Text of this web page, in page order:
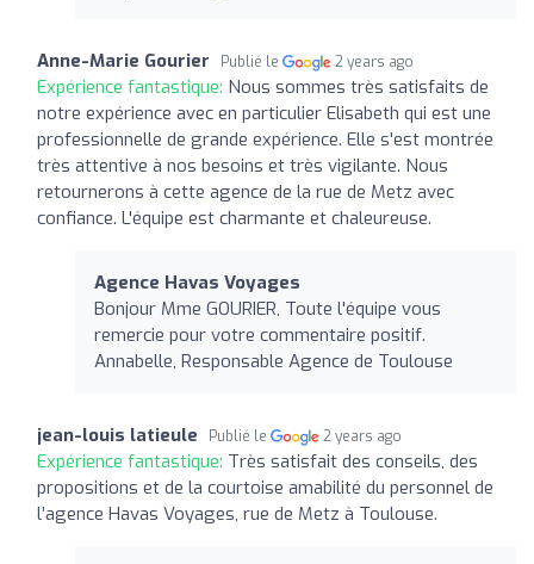
Anne-Marie Gourier Publié le 2 years ago
Expérience fantastique: Nous sommes très satisfaits de
notre expérience avec en particulier Elisabeth qui est une
professionnelle de grande expérience. Elle s'est montrée
très attentive à nos besoins et très vigilante. Nous
retournerons à cette agence de la rue de Metz avec
confiance. L'équipe est charmante et chaleureuse.
Agence Havas Voyages
Bonjour Mme GOURIER, Toute l'équipe vous
remercie pour votre commentaire positif.
Annabelle, Responsable Agence de Toulouse
jean-louis latieule Publié le 2 years ago
Expérience fantastique: Très satisfait des conseils, des
propositions et de la courtoise amabilité du personnel de
l’agence Havas Voyages, rue de Metz à Toulouse.